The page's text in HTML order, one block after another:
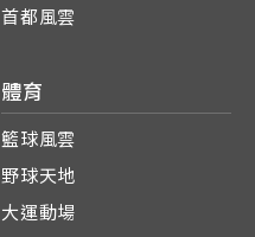
首都風雲
體育
籃球風雲
野球天地
大運動場